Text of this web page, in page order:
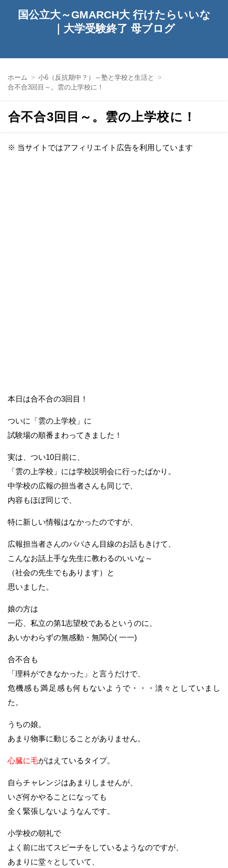
国公立大～GMARCH大 行けたらいいな
｜大学受験終了 母ブログ
ホーム
小6（反抗期中？）～塾と学校と生活と
合不合3回目～。雲の上学校に！
合不合3回目～。雲の上学校に！
※ 当サイトではアフィリエイト広告を利用しています
本日は合不合の3回目！
ついに「雲の上学校」に
試験場の順番まわってきました！
実は、つい10日前に、
「雲の上学校」には学校説明会に行ったばかり。
中学校の広報の担当者さんも同じで、
内容もほぼ同じで、
特に新しい情報はなかったのですが、
広報担当者さんのパパさん目線のお話もきけて、
こんなお話上手な先生に教わるのいいな～
（社会の先生でもあります）と
思いました。
娘の方は
一応、私立の第1志望校であるというのに、
あいかわらずの無感動・無関心( 一一)
合不合も
「理科ができなかった」と言うだけで、
危機感も満足感も何もないようで・・・淡々としていまし
た。
うちの娘。
あまり物事に動じることがありません。
心臓に毛がはえているタイプ。
自らチャレンジはあまりしませんが、
いざ何かやることになっても
全く緊張しないようなんです。
小学校の朝礼で
よく前に出てスピーチをしているようなのですが、
あまりに堂々としていて、